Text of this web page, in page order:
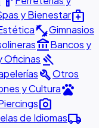
y Bienestarmedical_services
fitness_centerGimnasios
account_balanceBancos y
Oficinas gavel
buildOtros
y Culturapets
photo_camera
de Idiomaslocal_shipping